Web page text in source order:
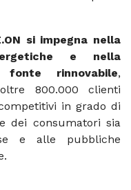
si impegna nella
e nella
rinnovabile,
800.000 clienti
in grado di
dei consumatori sia
e alle pubbliche